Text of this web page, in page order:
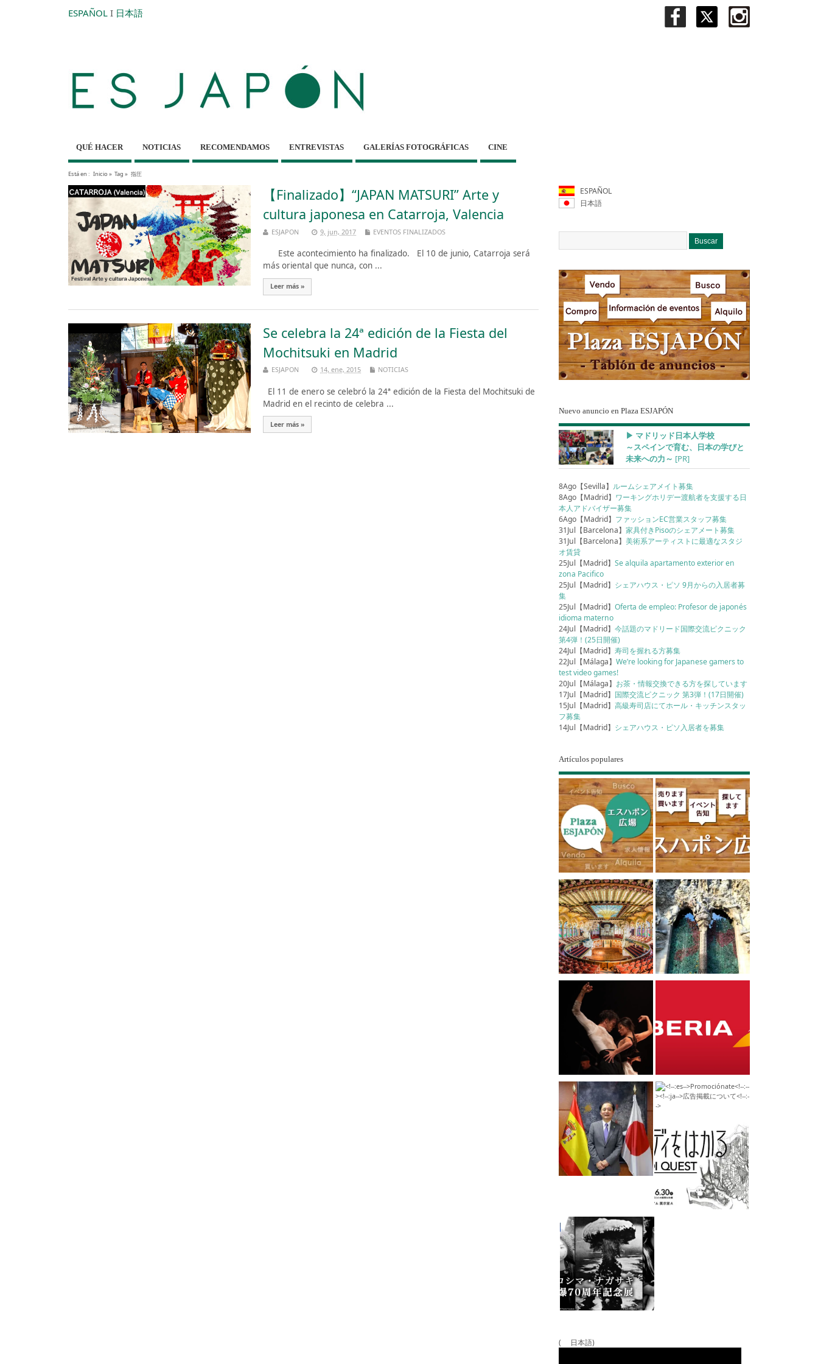
ESPAÑOL I 日本語
QUÉ HACER NOTICIAS RECOMENDAMOS ENTREVISTAS GALERÍAS FOTOGRÁFICAS CINE
Está en : Inicio» Tag » 指圧
【Finalizado】“JAPAN MATSURI” Arte y
cultura japonesa en Catarroja, Valencia
ESJAPON 9, jun, 2017 EVENTOS FINALIZADOS
Este acontecimiento ha finalizado. El 10 de junio, Catarroja será
más oriental que nunca, con ...
Leer más »
Se celebra la 24ª edición de la Fiesta del
Mochitsuki en Madrid
ESJAPON 14, ene, 2015 NOTICIAS
El 11 de enero se celebró la 24ª edición de la Fiesta del Mochitsuki de
Madrid en el recinto de celebra ...
Leer más »
ESPAÑOL
日本語
Nuevo anuncio en Plaza ESJAPÓN
▶︎ マドリッド日本人学校
～スペインで育む、日本の学びと
未来への力～ [PR]
8Ago【Sevilla】 ルームシェアメイト募集
8Ago【Madrid】 ワーキングホリデー渡航者を支援する日
本人アドバイザー募集
6Ago【Madrid】 ファッションEC営業スタッフ募集
31Jul【Barcelona】家具付きPisoのシェアメート募集
31Jul【Barcelona】美術系アーティストに最適なスタジ
オ賃貸
25Jul【Madrid】Se alquila apartamento exterior en
zona Pacifico
25Jul【Madrid】 シェアハウス・ピソ 9月からの入居者募
集
25Jul【Madrid】Oferta de empleo: Profesor de japonés
idioma materno
24Jul【Madrid】今話題のマドリード国際交流ピクニック
第4弾！(25日開催)
24Jul【Madrid】寿司を握れる方募集
22Jul【Málaga】We’re looking for Japanese gamers to
test video games!
20Jul【Málaga】 お茶・情報交換できる方を探しています
17Jul【Madrid】 国際交流ピクニック 第3弾！(17日開催)
15Jul【Madrid】高級寿司店にてホール・キッチンスタッ
フ募集
14Jul【Madrid】 シェアハウス・ピソ入居者を募集
Artículos populares
( 日本語)